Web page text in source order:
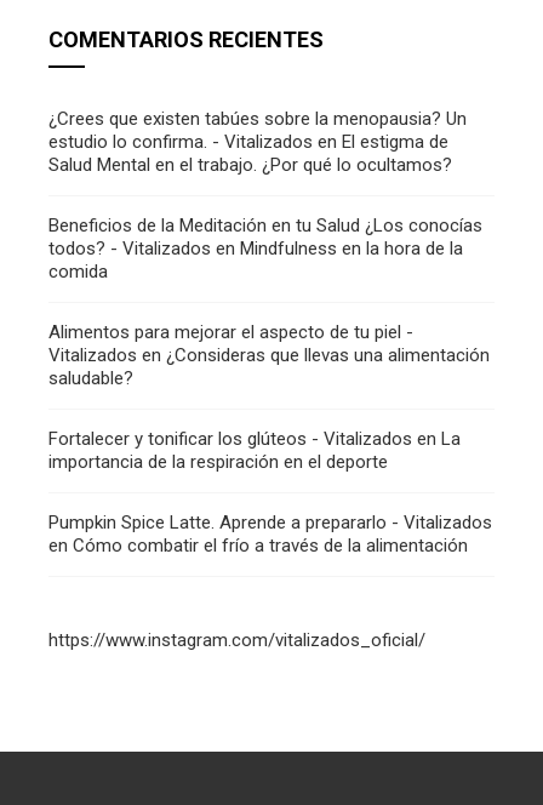
COMENTARIOS RECIENTES
¿Crees que existen tabúes sobre la menopausia? Un
estudio lo confirma. - Vitalizados en El estigma de
Salud Mental en el trabajo. ¿Por qué lo ocultamos?
Beneficios de la Meditación en tu Salud ¿Los conocías
todos? - Vitalizados en Mindfulness en la hora de la
comida
Alimentos para mejorar el aspecto de tu piel -
Vitalizados en ¿Consideras que llevas una alimentación
saludable?
Fortalecer y tonificar los glúteos - Vitalizados en La
importancia de la respiración en el deporte
Pumpkin Spice Latte. Aprende a prepararlo - Vitalizados
en Cómo combatir el frío a través de la alimentación
https://www.instagram.com/vitalizados_oficial/